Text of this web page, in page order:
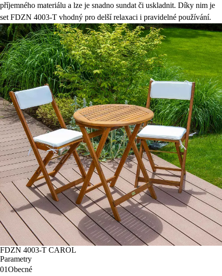
příjemného materiálu a lze je snadno sundat či uskladnit. Díky nim je
set FDZN 4003-T vhodný pro delší relaxaci i pravidelné používání.
FDZN 4003-T CAROL
Parametry
01Obecné